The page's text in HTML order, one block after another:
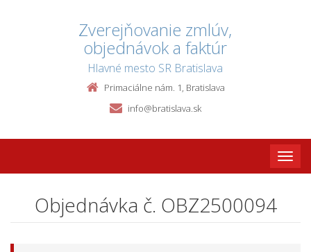
Zverejňovanie zmlúv,
objednávok a faktúr
Hlavné mesto SR Bratislava
Primaciálne nám. 1, Bratislava
info@bratislava.sk
Toggle
Objednávka č. OBZ2500094